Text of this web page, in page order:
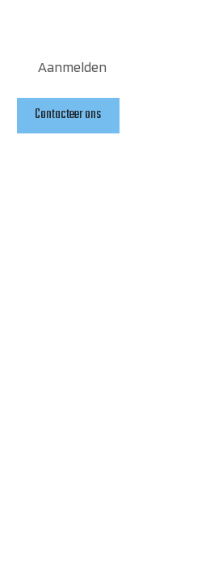
Aanmelden
Contacteer ons